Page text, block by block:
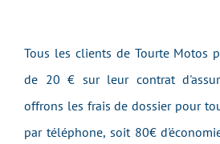
Tous les clients de Tourte Motos
de 20 € sur leur contrat
offrons les frais de dossier pour
par téléphone, soit 80€